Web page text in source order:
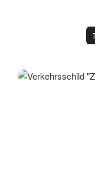
Verkehrsschild